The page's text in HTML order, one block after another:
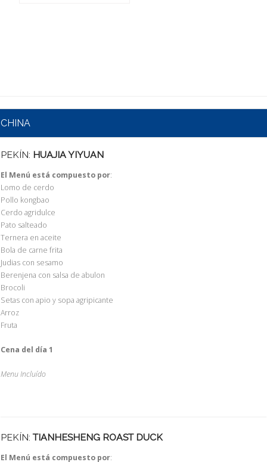
CHINA
PEKÍN: HUAJIA YIYUAN
El Menú está compuesto por:
Lomo de cerdo
Pollo kongbao
Cerdo agridulce
Pato salteado
Ternera en aceite
Bola de carne frita
Judias con sesamo
Berenjena con salsa de abulon
Brocoli
Setas con apio y sopa agripicante
Arroz
Fruta
Cena del día 1
Menu Incluído
PEKÍN:TIANHESHENG ROAST DUCK
El Menú está compuesto por: